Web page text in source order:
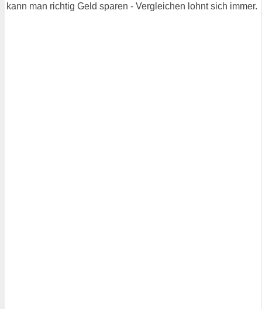
kann man richtig Geld sparen - Vergleichen lohnt sich immer.